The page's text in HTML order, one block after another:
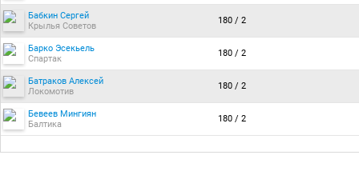
Бабкин Сергей
Крылья Советов
180 / 2
Барко Эсекьель
Спартак
180 / 2
Батраков Алексей
Локомотив
180 / 2
Бевеев Мингиян
Балтика
180 / 2